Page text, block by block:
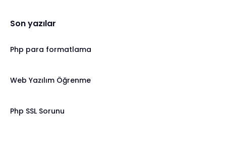
Son yazılar
Php para formatlama
Web Yazılım Öğrenme
Php SSL Sorunu